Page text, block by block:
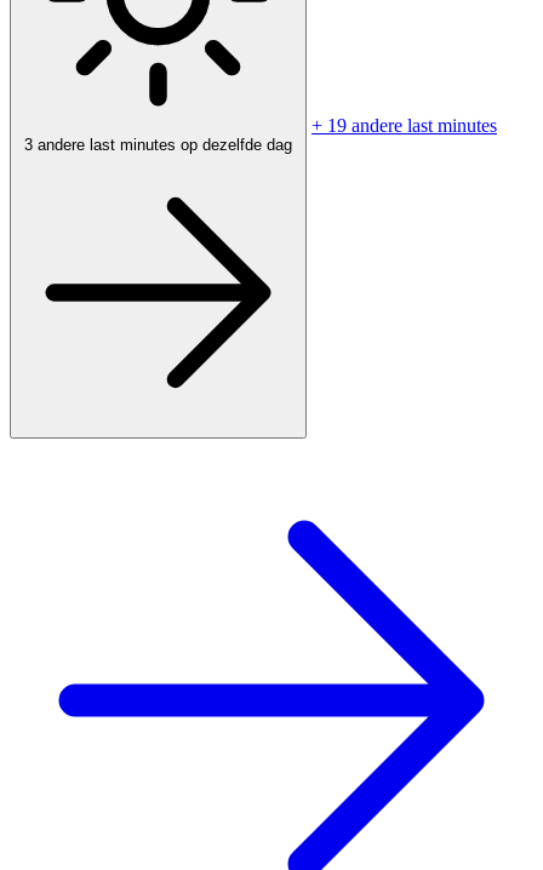
3 andere last minutes op dezelfde dag
+ 19 andere last minutes